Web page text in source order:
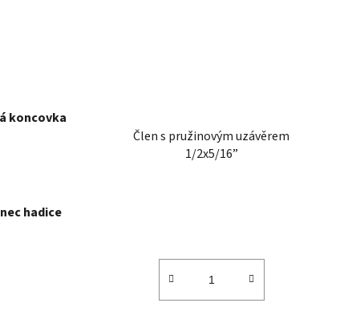
koncovka
hadice
Člen s pružinovým uzávěrem
1/2x5/16”